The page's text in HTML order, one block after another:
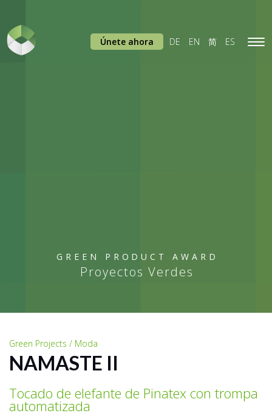
GREEN PRODUCT AWARD
Proyectos Verdes
Únete ahora DE EN 简 ES
Green Projects / Moda
NAMASTE II
Tocado de elefante de Pinatex con trompa
automatizada